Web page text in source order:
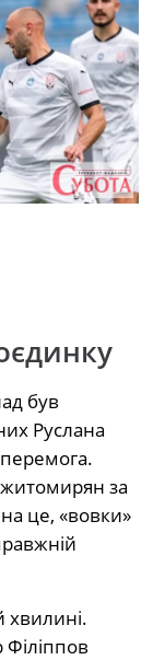
був
Руслана
за
це, «вовки»
хвилині.